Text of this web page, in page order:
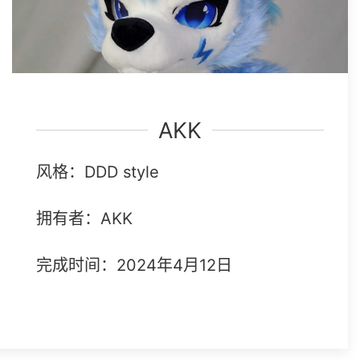
AKK
风格：DDD style
拥有者：AKK
完成时间：2024年4月12日